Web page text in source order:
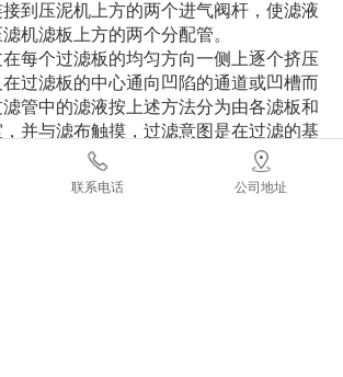
到压泥机上方的两个进气阀杆，使滤液
机滤板上方的两个分配管。
每个过滤板的均匀方向一侧上逐个挤压
过滤板的中心通向凹陷的通道或凹槽而
管中的滤液按上述方法分为由各滤板和
并与滤布触摸，过滤意图是在过滤的基
结束时，别离的滤液通过滤板下方的水管
联系电话 公司地址